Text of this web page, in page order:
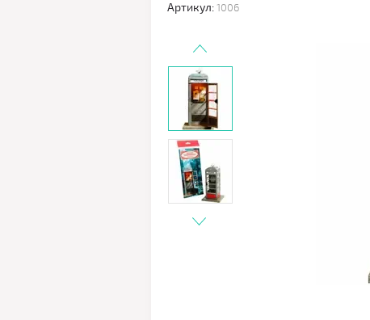
Артикул:1006